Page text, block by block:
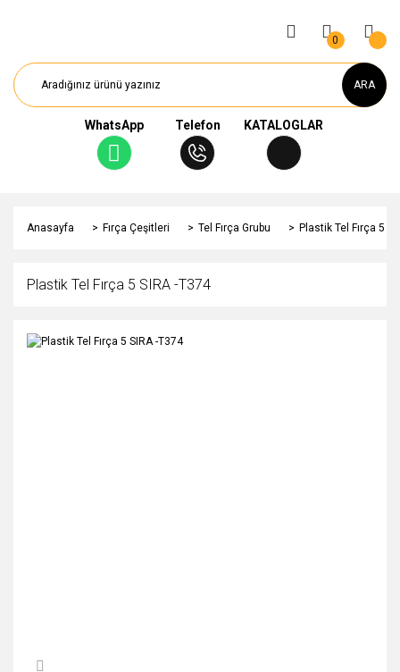
ARA
WhatsApp Telefon KATALOGLAR
0
Anasayfa Fırça Çeşitleri Tel Fırça Grubu Plastik Tel Fırça 5
Plastik Tel Fırça 5 SIRA -T374